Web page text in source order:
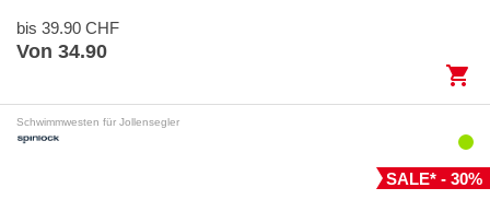
bis 39.90 CHF
Von 34.90
shopping_cart
Schwimmwesten für Jollensegler
SALE* - 30%